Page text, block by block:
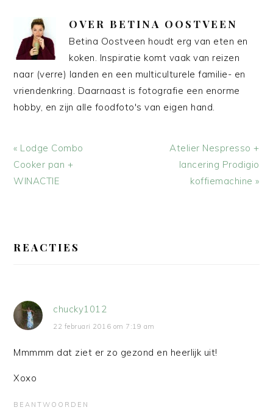
OVER BETINA OOSTVEEN
Betina Oostveen houdt erg van eten en
koken. Inspiratie komt vaak van reizen
naar (verre) landen en een multiculturele familie- en
vriendenkring. Daarnaast is fotografie een enorme
hobby, en zijn alle foodfoto's van eigen hand.
Vorig
bericht:
« Lodge Combo
Cooker pan +
WINACTIE
Volgend
bericht:
Atelier Nespresso +
lancering Prodigio
koffiemachine »
INTERACTIES
REACTIES
chucky1012
22 februari 2016 om 7:19 am
Mmmmm dat ziet er zo gezond en heerlijk uit!
Xoxo
BEANTWOORDEN